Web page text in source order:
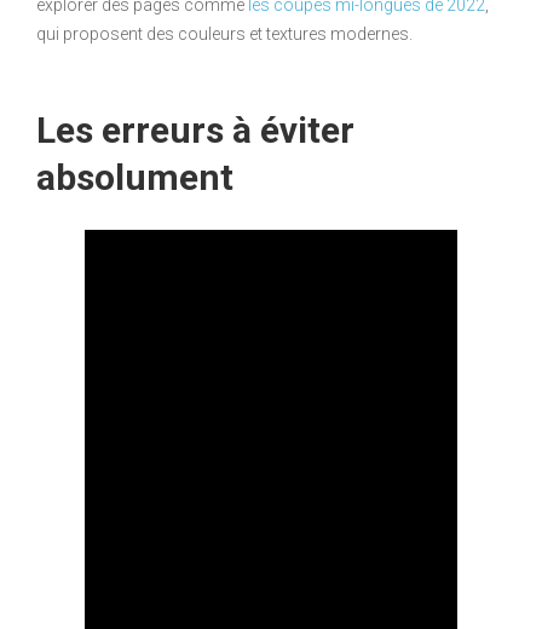
explorer des pages comme les coupes mi-longues de 2022
qui proposent des couleurs et textures modernes.
Les erreurs à éviter
absolument